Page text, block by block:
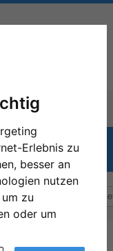
Erlebnis zu
besser an
nutzen
zu
oder um
Galerie